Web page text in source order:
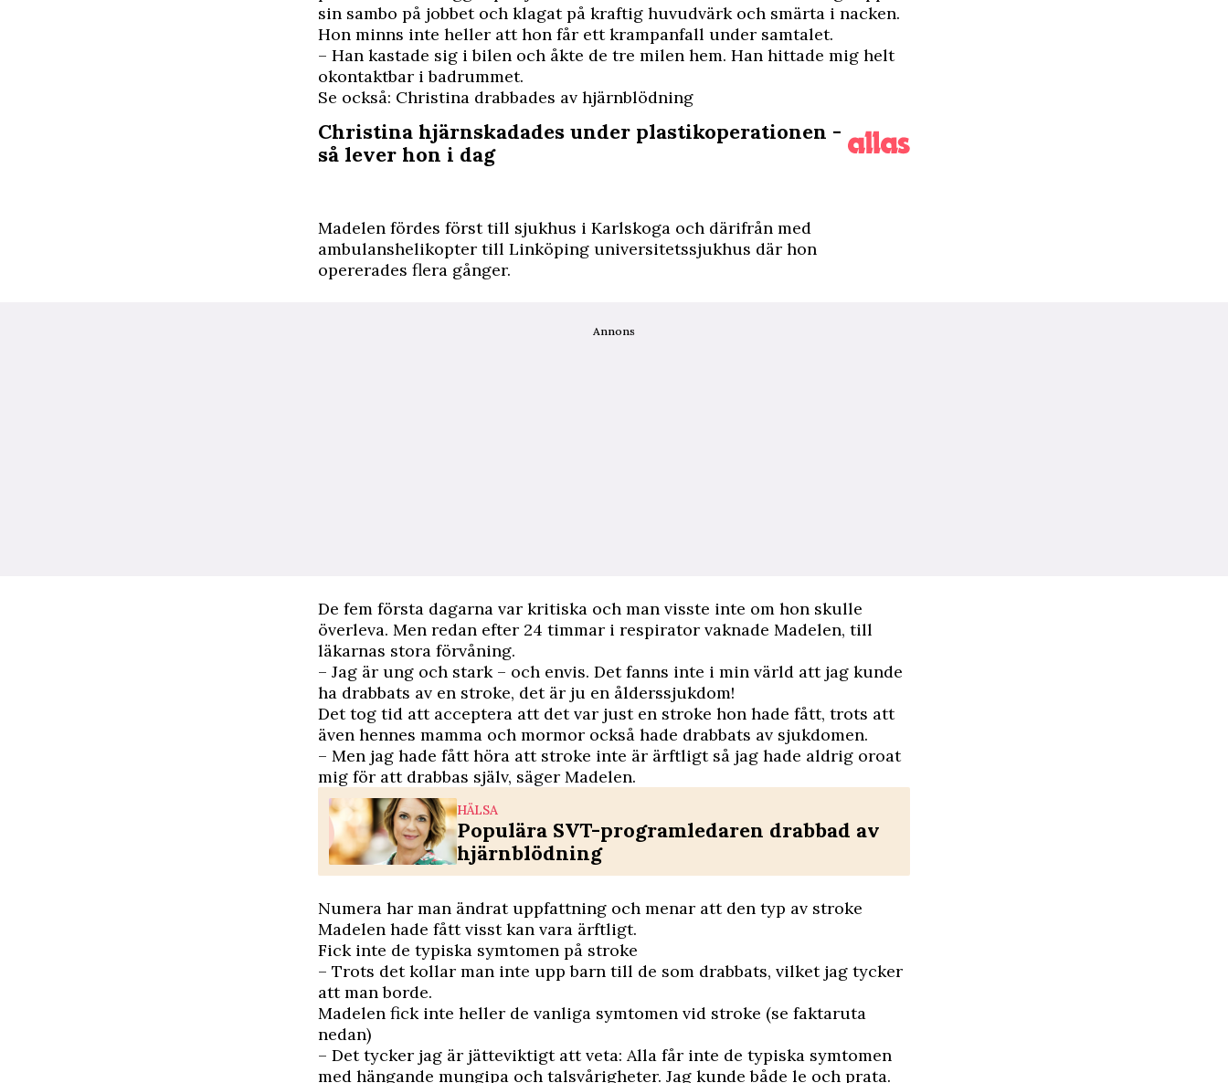
sin sambo på jobbet och klagat på kraftig huvudvärk och smärta i nacken.
Hon minns inte heller att hon får ett krampanfall under samtalet.
– Han kastade sig i bilen och åkte de tre milen hem. Han hittade mig helt
okontaktbar i badrummet.
Se också: Christina drabbades av hjärnblödning
Christina hjärnskadades under plastikoperationen -
så lever hon i dag
Madelen fördes först till sjukhus i Karlskoga och därifrån med
ambulanshelikopter till Linköping universitetssjukhus där hon
opererades flera gånger.
Annons
De fem första dagarna var kritiska och man visste inte om hon skulle
överleva. Men redan efter 24 timmar i respirator vaknade Madelen, till
läkarnas stora förvåning.
– Jag är ung och stark – och envis. Det fanns inte i min värld att jag kunde
ha drabbats av en stroke, det är ju en ålderssjukdom!
Det tog tid att acceptera att det var just en stroke hon hade fått, trots att
även hennes mamma och mormor också hade drabbats av sjukdomen.
– Men jag hade fått höra att stroke inte är ärftligt så jag hade aldrig oroat
mig för att drabbas själv, säger Madelen.
HÄLSA
Populära SVT-programledaren drabbad av
hjärnblödning
Numera har man ändrat uppfattning och menar att den typ av stroke
Madelen hade fått visst kan vara ärftligt.
Fick inte de typiska symtomen på stroke
– Trots det kollar man inte upp barn till de som drabbats, vilket jag tycker
att man borde.
Madelen fick inte heller de vanliga symtomen vid stroke (se faktaruta
nedan)
– Det tycker jag är jätteviktigt att veta: Alla får inte de typiska symtomen
med hängande mungipa och talsvårigheter. Jag kunde både le och prata.